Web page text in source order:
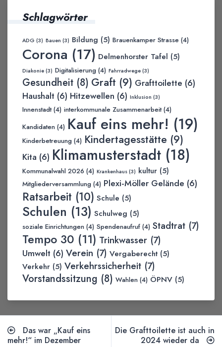
Schlagwörter
ADG (3) Bauen (3) Bildung (5) Brauenkamper Strasse (4)
Corona (17) Delmenhorster Tafel (5)
Diakonie (3) Digitalisierung (4) Fahrradwege (3)
Gesundheit (8) Graft (9) Grafttoilette (6)
Haushalt (6) Hitzewellen (6) Inklusion (3)
Innenstadt(4) interkommunale Zusammenarbeit(4)
Kandidaten (4) Kauf eins mehr! (19)
Kinderbetreuung (4) Kindertagesstätte (9)
Kita (6) Klimamusterstadt (18)
Kommunalwahl 2026 (4) Krankenhaus (3) kultur (5)
Mitgliederversammlung (4) Plexi-Möller Gelände (6)
Ratsarbeit (10) Schule (5)
Schulen (13) Schulweg (5)
soziale Einrichtungen (4) Spendenaufruf (4) Stadtrat (7)
Tempo 30 (11) Trinkwasser (7)
Umwelt (6) Verein (7) Vergaberecht (5)
Verkehr (5) Verkehrssicherheit (7)
Vorstandssitzung (8) Wahlen (4) ÖPNV (5)
Das war „Kauf eins
mehr!“ im Dezember
Die Grafttoilette ist auch in
2024 wieder da